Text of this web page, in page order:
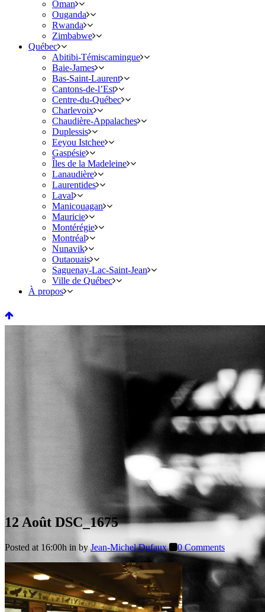
Oman
Ouganda
Rwanda
Zimbabwe
Québec
Abitibi-Témiscamingue
Baie-James
Bas-Saint-Laurent
Cantons-de-l’Est
Centre-du-Québec
Charlevoix
Chaudière-Appalaches
Duplessis
Eeyou Istchee
Gaspésie
Îles de la Madeleine
Lanaudière
Laurentides
Laval
Manicouagan
Mauricie
Montérégie
Montréal
Nunavik
Outaouais
Saguenay-Lac-Saint-Jean
Ville de Québec
À propos
12 Août DSC_1675
Posted at 16:00h in by Jean-Michel Dufaux 0 Comments